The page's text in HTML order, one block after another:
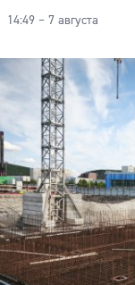
14:49 – 7 августа